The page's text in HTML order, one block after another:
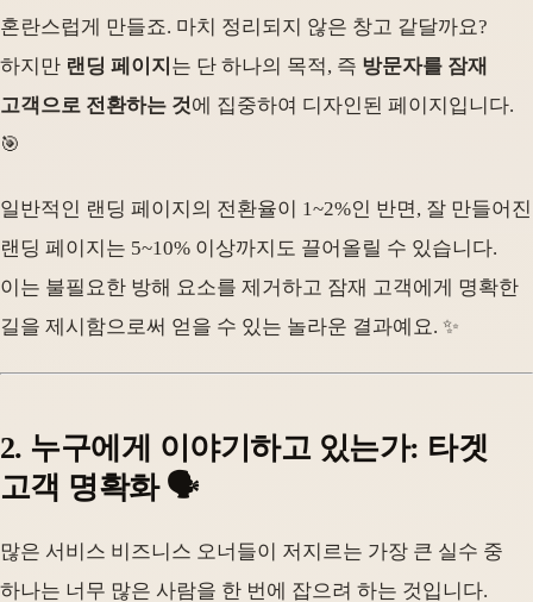
혼란스럽게 만들죠. 마치 정리되지 않은 창고 같달까요?
하지만 랜딩 페이지 는 단 하나의 목적, 즉 방문자를 잠재
고객으로 전환하는 것에 집중하여 디자인된 페이지입니다.
🎯
일반적인 랜딩 페이지의 전환율이 1~2%인 반면, 잘 만들어진
랜딩 페이지는 5~10% 이상까지도 끌어올릴 수 있습니다.
이는 불필요한 방해 요소를 제거하고 잠재 고객에게 명확한
길을 제시함으로써 얻을 수 있는 놀라운 결과예요. ✨
2. 누구에게 이야기하고 있는가: 타겟
고객 명확화 🗣️
많은 서비스 비즈니스 오너들이 저지르는 가장 큰 실수 중
하나는 너무 많은 사람을 한 번에 잡으려 하는 것입니다.